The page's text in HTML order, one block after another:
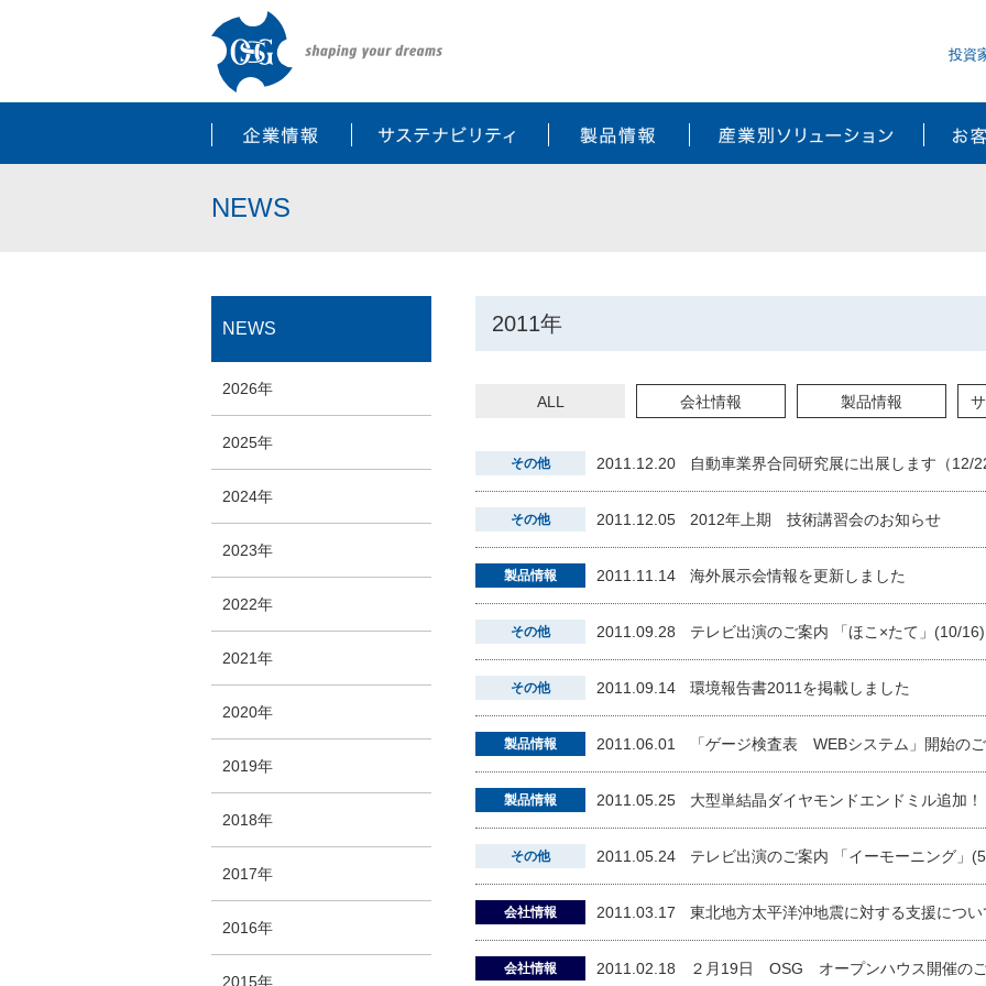
投資
NEWS
2011年
ALL 会社情報 製品情報
その他 2011.12.20 自動車業界合同研究展に出展します（12/
その他 2011.12.05 2012年上期 技術講習会のお知らせ
製品情報 2011.11.14 海外展示会情報を更新しました
その他 2011.09.28 テレビ出演のご案内 「ほこ×たて」(10/16)
その他 2011.09.14 環境報告書2011を掲載しました
製品情報 2011.06.01 「ゲージ検査表 WEBシステム」開始の
製品情報 2011.05.25 大型単結晶ダイヤモンドエンドミル追加！
その他 2011.05.24 テレビ出演のご案内 「イーモーニング」
会社情報 2011.03.17 東北地方太平洋沖地震に対する支援につい
会社情報 2011.02.18 ２月19日 OSG オープンハウス開催の
NEWS
2026年
2025年
2024年
2023年
2022年
2021年
2020年
2019年
2018年
2017年
2016年
2015年